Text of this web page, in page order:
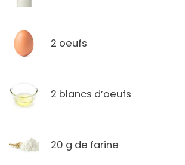
2 oeufs
2 blancs d’oeufs
20 g de farine